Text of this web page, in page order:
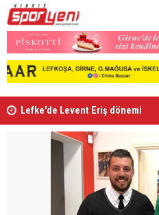
Lefke'de Levent Eriş dönemi